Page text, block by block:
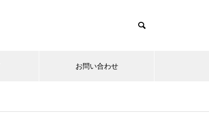
お問い合わせ